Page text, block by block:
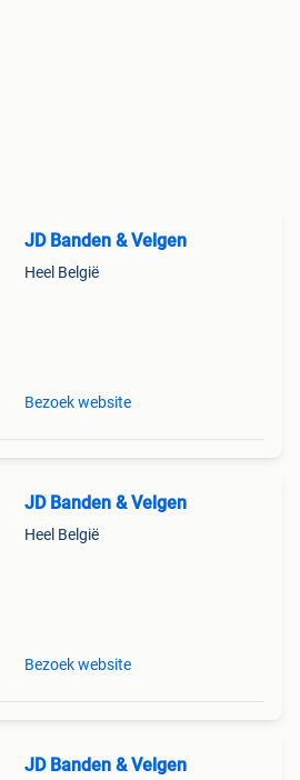
JD Banden & Velgen
Heel België
Bezoek website
JD Banden & Velgen
Heel België
Bezoek website
JD Banden & Velgen